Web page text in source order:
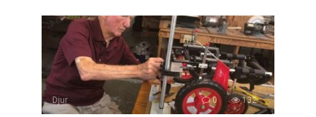
Djur 0 132